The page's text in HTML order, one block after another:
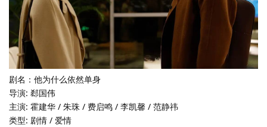
剧名：他为什么依然单身
导演: 郄国伟
主演: 霍建华 / 朱珠 / 费启鸣 / 李凯馨 / 范静祎
类型: 剧情 / 爱情